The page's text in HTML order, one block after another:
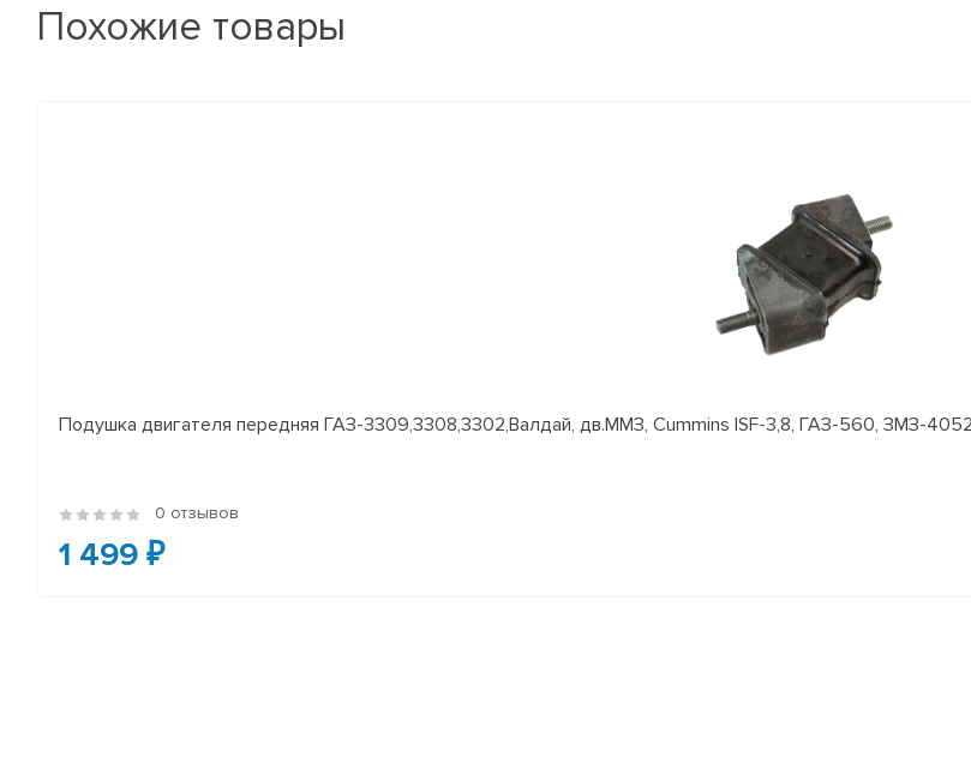
Похожие товары
Подушка двигателя передняя ГАЗ-3309,3308,3302,Валдай, дв.ММЗ, Cummins ISF-3,8, ГАЗ-560, ЗМЗ-
0 отзывов
1 499 ₽